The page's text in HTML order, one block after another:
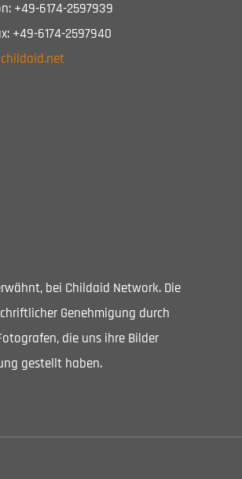
+49-6174-2597939
+49-6174-2597940
bei Childaid Network. Die
Genehmigung durch
die uns ihre Bilder
gestellt haben.